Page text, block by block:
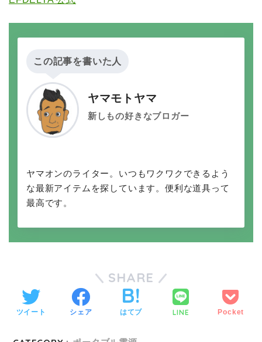
この記事を書いた人
ヤマモトヤマ
新しもの好きなブロガー
ヤマオンのライター。いつもワクワクできるよう
な最新アイテムを探しています。便利な道具って
最高です。
SHARE
ツイート シェア はてブ LINE Pocket